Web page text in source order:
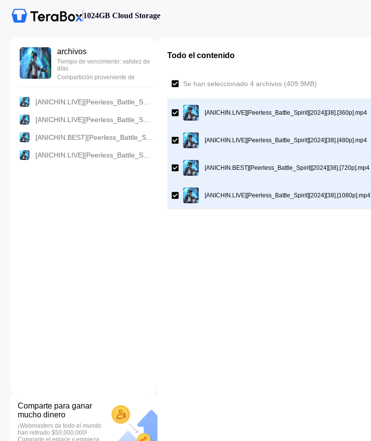
1024GB Cloud Storage
archivos
Tiempo de vencimiento: validez de
días
Compartición proveniente de
Comparte para ganar
mucho dinero
¡Webmasters de todo el mundo
han retirado $50,000,000!
Comparte el enlace y empieza
Todo el contenido
Se han seleccionado 4 archivos (409.9MB)
[ANICHIN.LIVE][Peerless_Battle_Spirit][2024][38].[360p].mp4
[ANICHIN.LIVE][Peerless_Battle_Spirit][2024][38].[480p].mp4
[ANICHIN.BEST][Peerless_Battle_Spirit][2024][38].[720p].mp4
[ANICHIN.LIVE][Peerless_Battle_Spirit][2024][38].[1080p].mp4